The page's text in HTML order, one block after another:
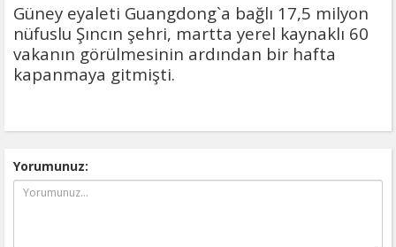
Güney eyaleti Guangdong`a bağlı 17,5 milyon
nüfuslu Şıncın şehri, martta yerel kaynaklı 60
vakanın görülmesinin ardından bir hafta
kapanmaya gitmişti.
Yorumunuz: